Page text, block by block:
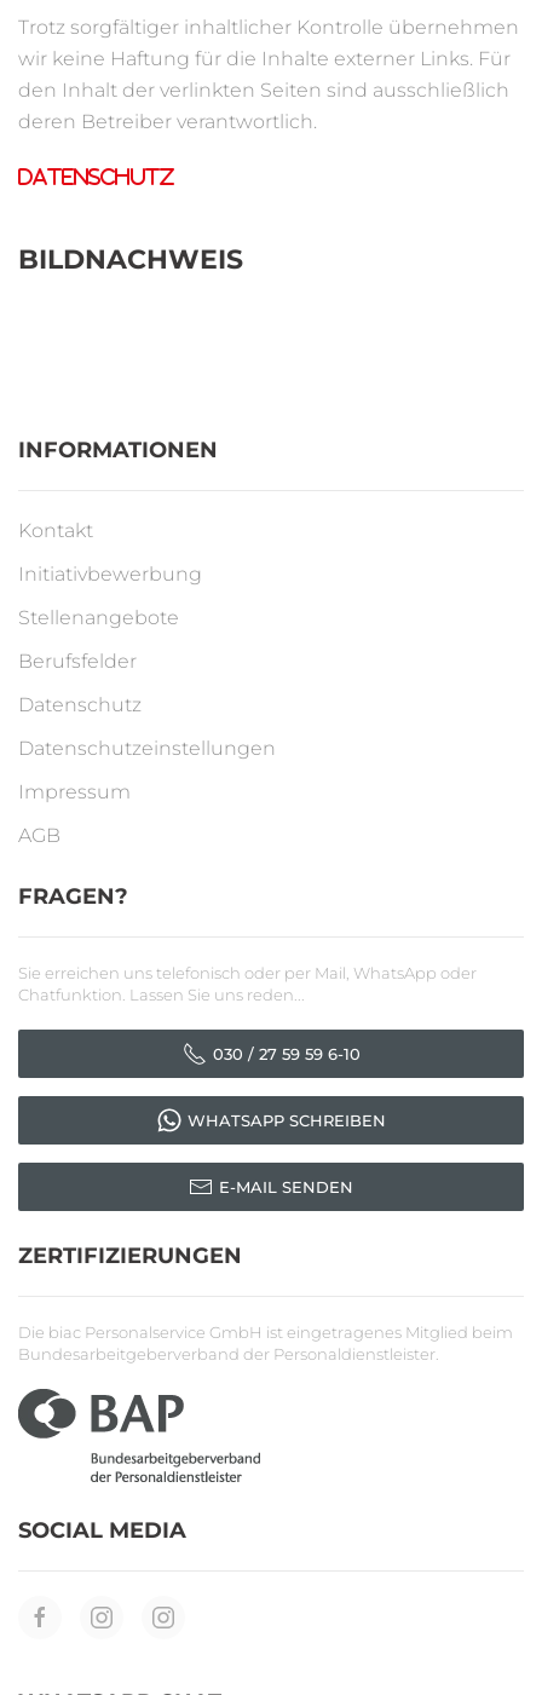
Trotz sorgfältiger inhaltlicher Kontrolle übernehmen
wir keine Haftung für die Inhalte externer Links. Für
den Inhalt der verlinkten Seiten sind ausschließlich
deren Betreiber verantwortlich.
Datenschutz
BILDNACHWEIS
INFORMATIONEN
Kontakt
Initiativbewerbung
Stellenangebote
Berufsfelder
Datenschutz
Datenschutzeinstellungen
Impressum
AGB
FRAGEN?
Sie erreichen uns telefonisch oder per Mail, WhatsApp oder
Chatfunktion. Lassen Sie uns reden...
030 / 27 59 59 6-10
WHATSAPP SCHREIBEN
E-MAIL SENDEN
ZERTIFIZIERUNGEN
Die biac Personalservice GmbH ist eingetragenes Mitglied beim
Bundesarbeitgeberverband der Personaldienstleister.
SOCIAL MEDIA